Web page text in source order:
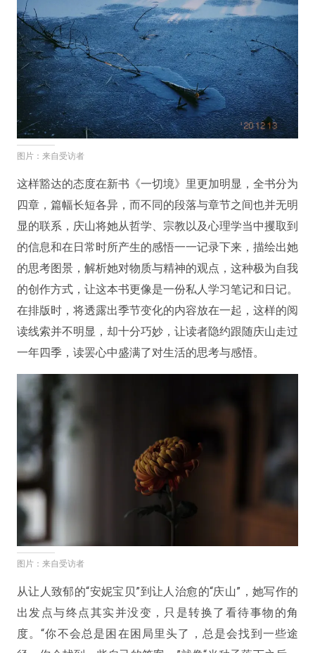
图片：来自受访者
这样豁达的态度在新书《一切境》里更加明显，全书分为
四章，篇幅长短各异，而不同的段落与章节之间也并无明
显的联系，庆山将她从哲学、宗教以及心理学当中攫取到
的信息和在日常时所产生的感悟一一记录下来，描绘出她
的思考图景，解析她对物质与精神的观点，这种极为自我
的创作方式，让这本书更像是一份私人学习笔记和日记。
在排版时，将透露出季节变化的内容放在一起，这样的阅
读线索并不明显，却十分巧妙，让读者隐约跟随庆山走过
一年四季，读罢心中盛满了对生活的思考与感悟。
图片：来自受访者
从让人致郁的“安妮宝贝”到让人治愈的“庆山”，她写作的
出发点与终点其实并没变，只是转换了看待事物的角
度。“你不会总是困在困局里头了，总是会找到一些途